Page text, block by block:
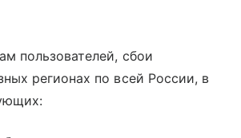
пользователей, сбои
регионах по всей России, в